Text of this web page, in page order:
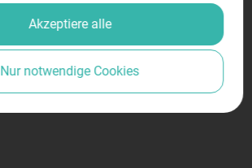
Akzeptiere alle
Nur notwendige Cookies